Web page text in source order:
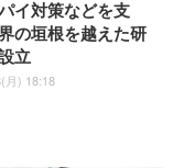
イ対策などを支
の垣根を越えた研
立
月) 18:18